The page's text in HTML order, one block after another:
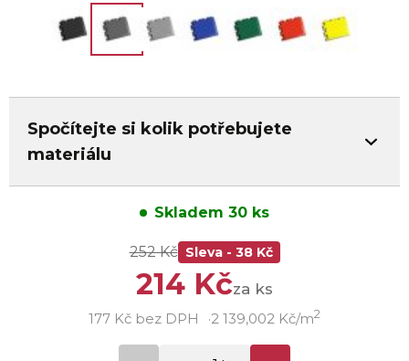
Spočítejte si kolik potřebujete
materiálu
Skladem 30 ks
252 Kč Sleva - 38 Kč
214 Kčza ks
177 Kč bez DPH 2 139,002 Kč/m2